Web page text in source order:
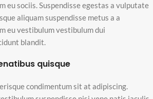
eu sociis. Suspendisse egestas a vulputate
aliquam suspendisse metus a a
eu vestibulum vestibulum dui
blandit.
quisque
condimentum sit at adipiscing.